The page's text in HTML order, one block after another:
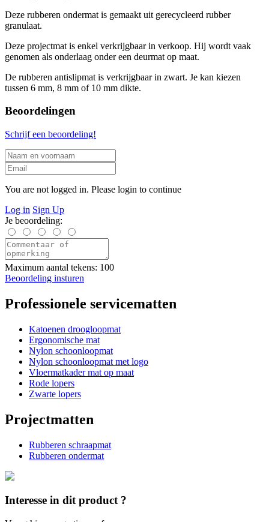
Deze rubberen ondermat is gemaakt uit gerecycleerd rubber
granulaat.
Deze projectmat is enkel verkrijgbaar in verkoop. Hij wordt vaak
genomen als onderlaag onder een deurmat op maat.
De rubberen antislipmat is verkrijgbaar in zwart. Je kan kiezen
tussen 6 mm, 8 mm of 10 mm dikte.
Beoordelingen
Schrijf een beoordeling!
You are not logged in. Please login to continue
Log in Sign Up
Je beoordeling:
Maximum aantal tekens: 100
Beoordeling insturen
Professionele servicematten
Katoenen droogloopmat
Ergonomische mat
Nylon schoonloopmat
Nylon schoonloopmat met logo
Vloermatkader mat op maat
Rode lopers
Zwarte lopers
Projectmatten
Rubberen schraapmat
Rubberen ondermat
Interesse in dit product ?